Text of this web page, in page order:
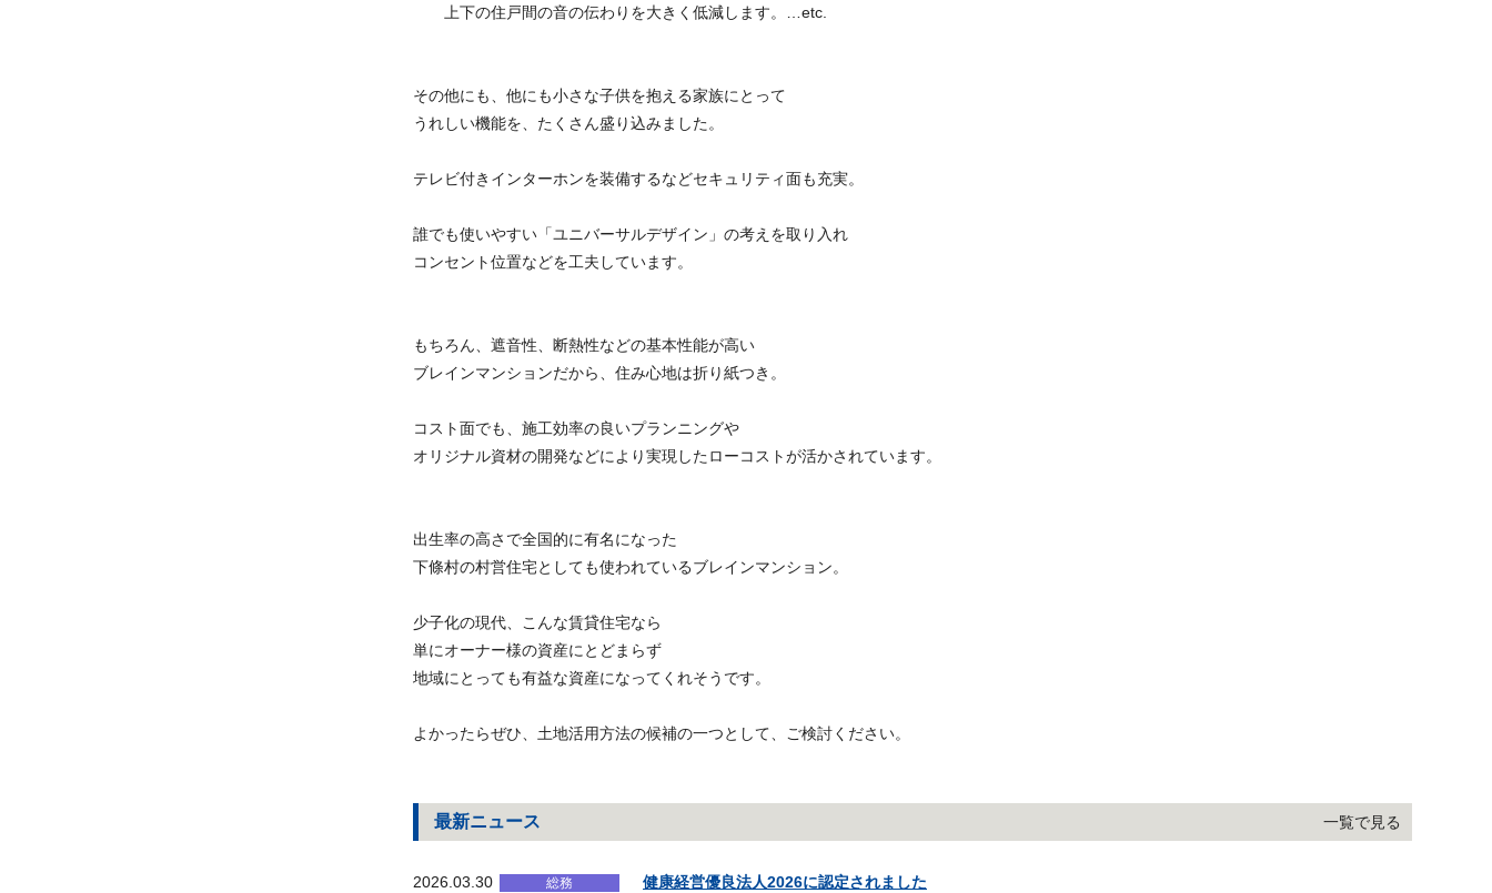
上下の住戸間の音の伝わりを大きく低減します。…etc.
その他にも、他にも小さな子供を抱える家族にとって
うれしい機能を、たくさん盛り込みました。
テレビ付きインターホンを装備するなどセキュリティ面も充実。
誰でも使いやすい「ユニバーサルデザイン」の考えを取り入れ
コンセント位置などを工夫しています。
もちろん、遮音性、断熱性などの基本性能が高い
ブレインマンションだから、住み心地は折り紙つき。
コスト面でも、施工効率の良いプランニングや
オリジナル資材の開発などにより実現したローコストが活かされています。
出生率の高さで全国的に有名になった
下條村の村営住宅としても使われているブレインマンション。
少子化の現代、こんな賃貸住宅なら
単にオーナー様の資産にとどまらず
地域にとっても有益な資産になってくれそうです。
よかったらぜひ、土地活用方法の候補の一つとして、ご検討ください。
最新ニュース
2026.03.30 総務 健康経営優良法人2026に認定されました
一覧で見る